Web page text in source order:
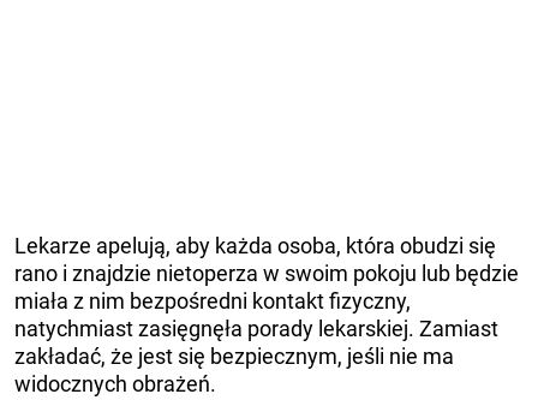
Lekarze apelują, aby każda osoba, która obudzi się
rano i znajdzie nietoperza w swoim pokoju lub będzie
miała z nim bezpośredni kontakt fizyczny,
natychmiast zasięgnęła porady lekarskiej. Zamiast
zakładać, że jest się bezpiecznym, jeśli nie ma
widocznych obrażeń.